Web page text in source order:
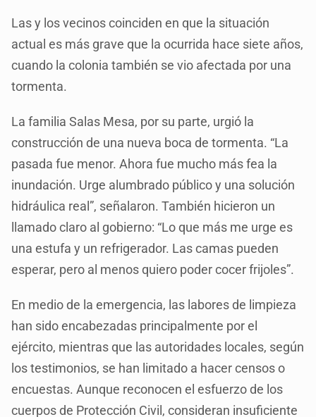
Las y los vecinos coinciden en que la situación
actual es más grave que la ocurrida hace siete años,
cuando la colonia también se vio afectada por una
tormenta.
La familia Salas Mesa, por su parte, urgió la
construcción de una nueva boca de tormenta. “La
pasada fue menor. Ahora fue mucho más fea la
inundación. Urge alumbrado público y una solución
hidráulica real”, señalaron. También hicieron un
llamado claro al gobierno: “Lo que más me urge es
una estufa y un refrigerador. Las camas pueden
esperar, pero al menos quiero poder cocer frijoles”.
En medio de la emergencia, las labores de limpieza
han sido encabezadas principalmente por el
ejército, mientras que las autoridades locales, según
los testimonios, se han limitado a hacer censos o
encuestas. Aunque reconocen el esfuerzo de los
cuerpos de Protección Civil, consideran insuficiente